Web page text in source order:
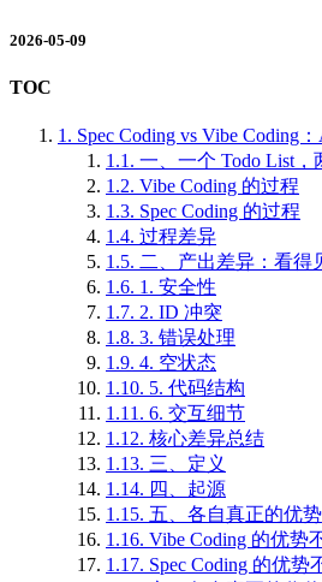
2026-05-09
TOC
1. Spec Coding vs Vibe Coding
1.1. 一、一个 Todo List，
1.2. Vibe Coding 的过程
1.3. Spec Coding 的过程
1.4. 过程差异
1.5. 二、产出差异：看得
1.6. 1. 安全性
1.7. 2. ID 冲突
1.8. 3. 错误处理
1.9. 4. 空状态
1.10. 5. 代码结构
1.11. 6. 交互细节
1.12. 核心差异总结
1.13. 三、定义
1.14. 四、起源
1.15. 五、各自真正的优势
1.16. Vibe Coding 的优势
1.17. Spec Coding 的优势